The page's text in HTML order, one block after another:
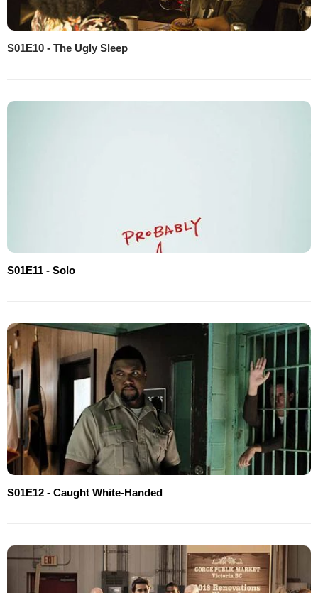
S01E10 - The Ugly Sleep
S01E11 - Solo
S01E12 - Caught White-Handed